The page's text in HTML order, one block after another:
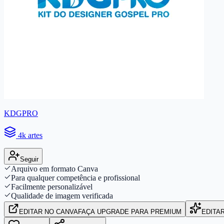
KDGPRO
4k artes
Seguir
Arquivo em formato Canva
Para qualquer competência e profissional
Facilmente personalizável
Qualidade de imagem verificada
EDITAR NO CANVAFAÇA UPGRADE PARA PREMIUM